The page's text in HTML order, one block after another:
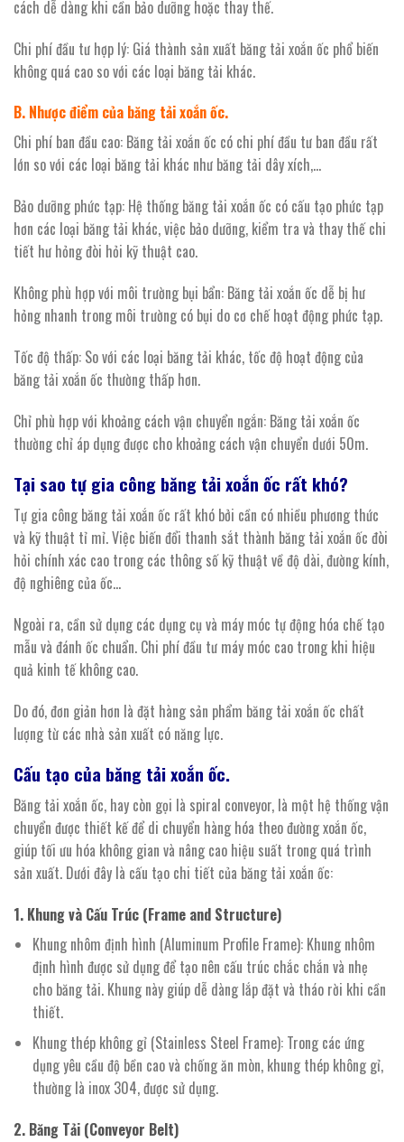
cách dễ dàng khi cần bảo dưỡng hoặc thay thế.
Chi phí đầu tư hợp lý: Giá thành sản xuất băng tải xoắn ốc phổ biến
không quá cao so với các loại băng tải khác.
B. Nhược điểm của băng tải xoắn ốc.
Chi phí ban đầu cao: Băng tải xoắn ốc có chi phí đầu tư ban đầu rất
lớn so với các loại băng tải khác như băng tải dây xích,…
Bảo dưỡng phức tạp: Hệ thống băng tải xoắn ốc có cấu tạo phức tạp
hơn các loại băng tải khác, việc bảo dưỡng, kiểm tra và thay thế chi
tiết hư hỏng đòi hỏi kỹ thuật cao.
Không phù hợp với môi trường bụi bẩn: Băng tải xoắn ốc dễ bị hư
hỏng nhanh trong môi trường có bụi do cơ chế hoạt động phức tạp.
Tốc độ thấp: So với các loại băng tải khác, tốc độ hoạt động của
băng tải xoắn ốc thường thấp hơn.
Chỉ phù hợp với khoảng cách vận chuyển ngắn: Băng tải xoắn ốc
thường chỉ áp dụng được cho khoảng cách vận chuyển dưới 50m.
Tại sao tự gia công băng tảixoắn ốc rất khó?
Tự gia công băng tải xoắn ốc rất khó bởi cần có nhiều phương thức
và kỹ thuật tỉ mỉ. Việc biến đổi thanh sắt thành băng tải xoắn ốc đòi
hỏi chính xác cao trong các thông số kỹ thuật về độ dài, đường kính,
độ nghiêng của ốc…
Ngoài ra, cần sử dụng các dụng cụ và máy móc tự động hóa chế tạo
mẫu và đánh ốc chuẩn. Chi phí đầu tư máy móc cao trong khi hiệu
quả kinh tế không cao.
Do đó, đơn giản hơn là đặt hàng sản phẩm băng tải xoắn ốc chất
lượng từ các nhà sản xuất có năng lực.
Cấu tạo của băng tảixoắn ốc.
Băng tải xoắn ốc, hay còn gọi là spiral conveyor, là một hệ thống vận
chuyển được thiết kế để di chuyển hàng hóa theo đường xoắn ốc,
giúp tối ưu hóa không gian và nâng cao hiệu suất trong quá trình
sản xuất. Dưới đây là cấu tạo chi tiết của băng tải xoắn ốc:
1. Khung và Cấu Trúc (Frame and Structure)
Khung nhôm định hình (Aluminum Profile Frame): Khung nhôm
định hình được sử dụng để tạo nên cấu trúc chắc chắn và nhẹ
cho băng tải. Khung này giúp dễ dàng lắp đặt và tháo rời khi cần
thiết.
Khung thép không gỉ (Stainless Steel Frame): Trong các ứng
dụng yêu cầu độ bền cao và chống ăn mòn, khung thép không gỉ,
thường là inox 304, được sử dụng.
2. Băng Tải (Conveyor Belt)